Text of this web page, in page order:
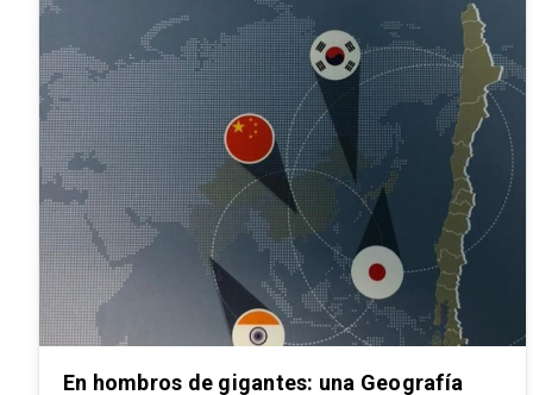
En hombros de gigantes: una Geografía